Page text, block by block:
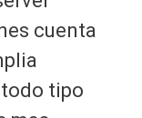
cuenta
tipo